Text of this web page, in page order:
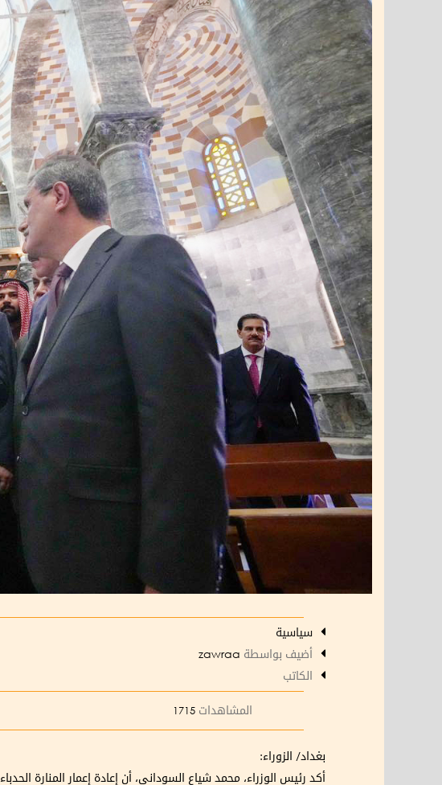
سياسية
أضيف بواسطة
الكاتب
المشاهدات 1715
بغداد/ الزوراء:
أكد رئيس الوزراء، محمد شياع السوداني، أن إعادة إعمار المنارة